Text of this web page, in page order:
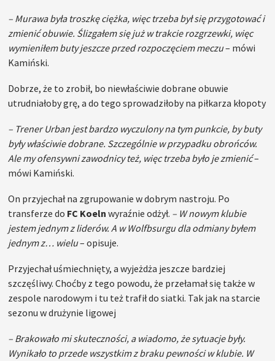
– Murawa była troszkę ciężka, więc trzeba był się przygotować i
zmienić obuwie. Ślizgałem się już w trakcie rozgrzewki, więc
wymieniłem buty jeszcze przed rozpoczęciem meczu– mówi
Kamiński.
Dobrze, że to zrobił, bo niewłaściwie dobrane obuwie
utrudniałoby grę, a do tego sprowadziłoby na piłkarza kłopoty
– Trener Urban jest bardzo wyczulony na tym punkcie, by buty
były właściwie dobrane. Szczególnie w przypadku obrońców.
Ale my ofensywni zawodnicy też, więc trzeba było je zmienić–
mówi Kamiński.
On przyjechał na zgrupowanie w dobrym nastroju. Po
transferze do FC Koeln wyraźnie odżył. – W nowym klubie
jestem jednym z liderów. A w Wolfbsurgu dla odmiany byłem
jednym z… wielu– opisuje.
Przyjechał uśmiechnięty, a wyjeżdża jeszcze bardziej
szczęśliwy. Choćby z tego powodu, że przełamał się także w
zespole narodowym i tu też trafił do siatki. Tak jak na starcie
sezonu w drużynie ligowej
– Brakowało mi skuteczności, a wiadomo, że sytuacje były.
Wynikało to przede wszystkim z braku pewności w klubie. W